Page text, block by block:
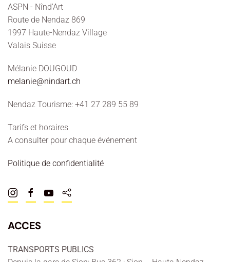
ASPN - Nînd'Art
Route de Nendaz 869
1997 Haute-Nendaz Village
Valais Suisse
Mélanie DOUGOUD
melanie@nindart.ch
Nendaz Tourisme: +41 27 289 55 89
Tarifs et horaires
A consulter pour chaque événement
Politique de confidentialité
ACCES
TRANSPORTS PUBLICS